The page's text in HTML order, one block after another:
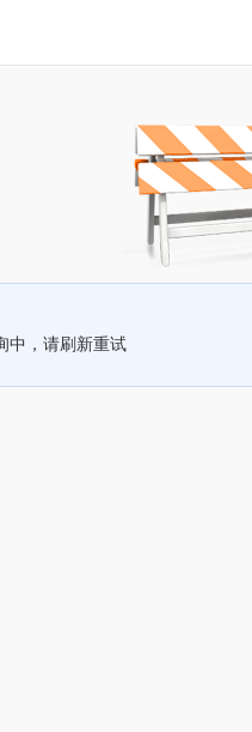
中，请刷新重试